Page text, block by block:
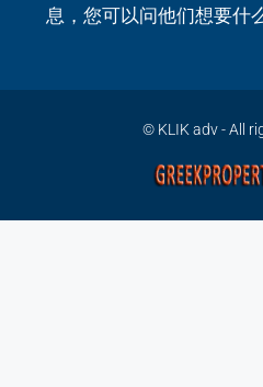
息，您可以问他们想要什
© KLIK adv - All